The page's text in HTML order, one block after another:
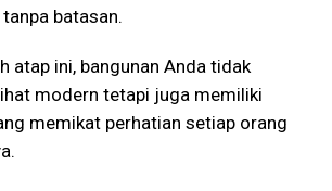
batasan.
atap ini, bangunan Anda tidak
modern tetapi juga memiliki
memikat perhatian setiap orang